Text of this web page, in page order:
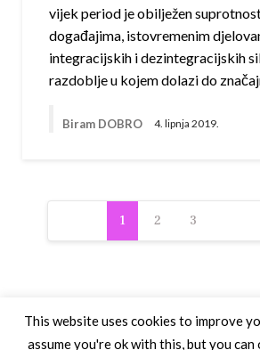
vijek period je obilježen
događajima, isto­vremenim
integracijskih i dezintegracijskih
razdoblje u kojem dolazi do
Biram DOBRO 4. lipnja 2019.
Navigacija
objava
1 2 3
This website uses cookies to improve
assume you're ok with this, but you